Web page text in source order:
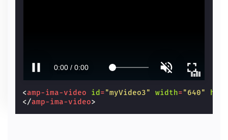
<amp-ima-video id ="myVideo3" width="640"
</amp-ima-video>